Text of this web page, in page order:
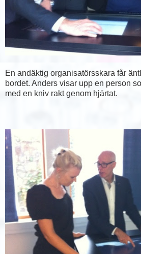
En andäktig organisatörsskara får
bordet. Anders visar upp en person
med en kniv rakt genom hjärtat.